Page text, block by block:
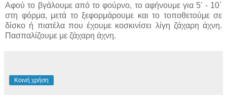
Αφού το βγάλουμε από το φούρνο, το αφήνουμε για 5' - 10΄
στη φόρμα, μετά το ξεφορμάρουμε και το τοποθετούμε σε
δίσκο ή πιατέλα που έχουμε κοσκινίσει λίγη ζάχαρη άχνη.
Πασπαλίζουμε με ζάχαρη άχνη.
Κοινή χρήση